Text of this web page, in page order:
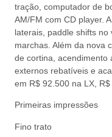
tração, computador de
AM/FM com CD player.
laterais, paddle shifts
marchas. Além da nova
de cortina, acendimento
externos rebatíveis e
em R$ 92.500 na LX, R$
Primeiras impressões
Fino trato